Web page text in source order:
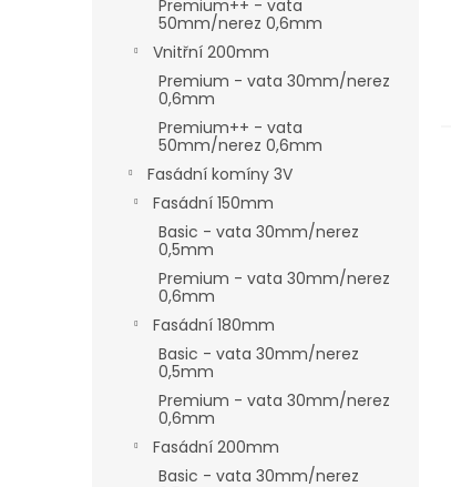
Premium++ - vata
50mm/nerez 0,6mm
Vnitřní 200mm
Premium - vata 30mm/nerez
0,6mm
Premium++ - vata
50mm/nerez 0,6mm
Fasádní komíny 3V
Fasádní 150mm
Basic - vata 30mm/nerez
0,5mm
Premium - vata 30mm/nerez
0,6mm
Fasádní 180mm
Basic - vata 30mm/nerez
0,5mm
Premium - vata 30mm/nerez
0,6mm
Fasádní 200mm
Basic - vata 30mm/nerez